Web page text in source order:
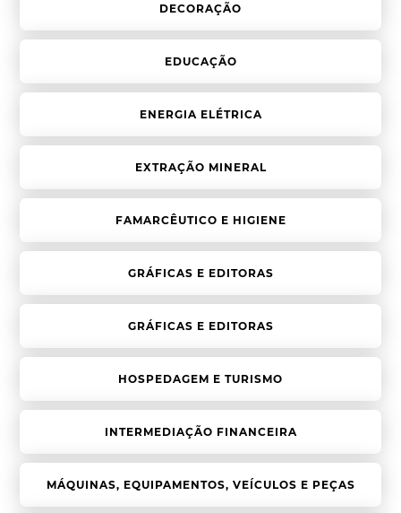
DECORAÇÃO
EDUCAÇÃO
ENERGIA ELÉTRICA
EXTRAÇÃO MINERAL
FAMARCÊUTICO E HIGIENE
GRÁFICAS E EDITORAS
GRÁFICAS E EDITORAS
HOSPEDAGEM E TURISMO
INTERMEDIAÇÃO FINANCEIRA
MÁQUINAS, EQUIPAMENTOS, VEÍCULOS E PEÇAS